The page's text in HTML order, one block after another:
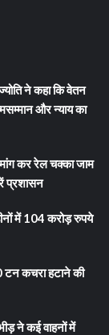
ने कहा कि वेतन
और न्याय का
कर रेल चक्का जाम
प्रशासन
में 104 करोड़ रुपये
टन कचरा हटाने की
ने कई वाहनों में